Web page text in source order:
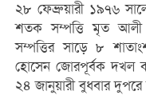
২৮ ফেব্রুয়ারী ১৯৭৬
শতক সম্পত্তি মৃত
সম্পত্তির সাড়ে ৮
হোসেন জোরপূর্বক দখল
২৪ জানুয়ারী বুধবার দুপরে